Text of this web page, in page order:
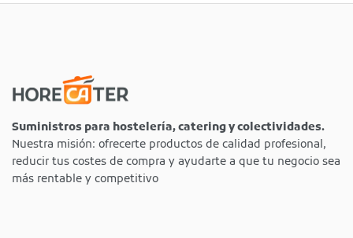
Suministros para hostelería, catering y colectividades.
Nuestra misión: ofrecerte productos de calidad profesional,
reducir tus costes de compra y ayudarte a que tu negocio sea
más rentable y competitivo